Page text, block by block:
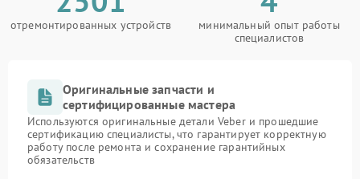
отремонтированных устройств
минимальный опыт работы
специалистов
Оригинальные запчасти и
сертифицированные мастера
Используются оригинальные детали Veber и прошедшие
сертификацию специалисты, что гарантирует корректную
работу после ремонта и сохранение гарантийных
обязательств